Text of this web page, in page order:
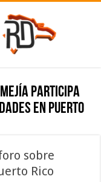
participa
en Puerto
sobre
Rico